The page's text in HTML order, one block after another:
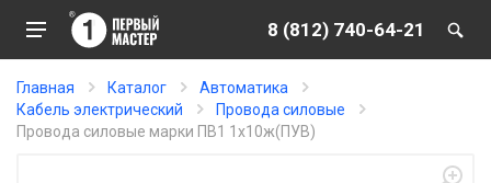
8 (812) 740-64-21
Главная Каталог
Автоматика
Кабель электрический
Провода силовые
Провода силовые марки ПВ1 1х10ж(ПУВ)